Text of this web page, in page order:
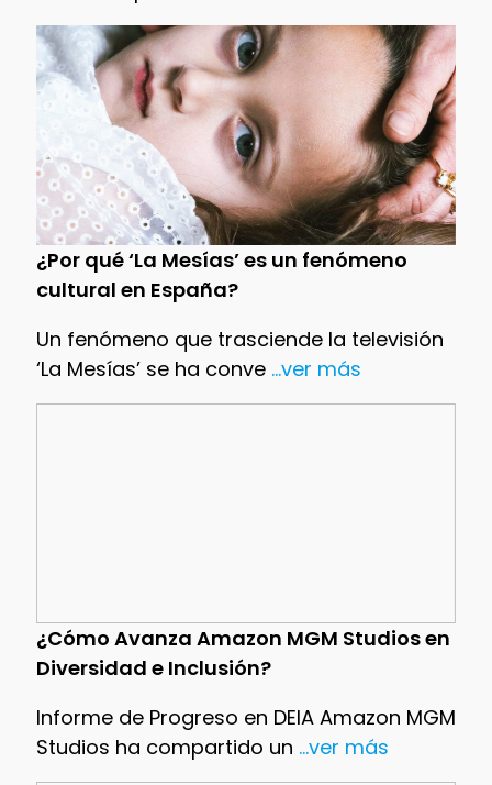
¿Por qué ‘La Mesías’ es un fenómeno
cultural en España?
Un fenómeno que trasciende la televisión
‘La Mesías’ se ha conve...ver más
¿Cómo Avanza Amazon MGM Studios en
Diversidad e Inclusión?
Informe de Progreso en DEIA Amazon MGM
Studios ha compartido un ...ver más